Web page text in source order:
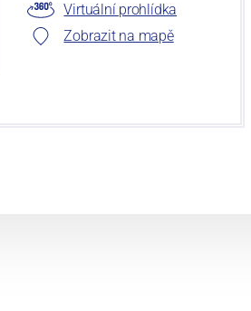
Virtuální prohlídka
Zobrazit na mapě